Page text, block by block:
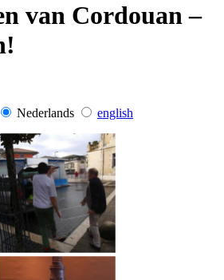
van Cordouan –
Nederlands english